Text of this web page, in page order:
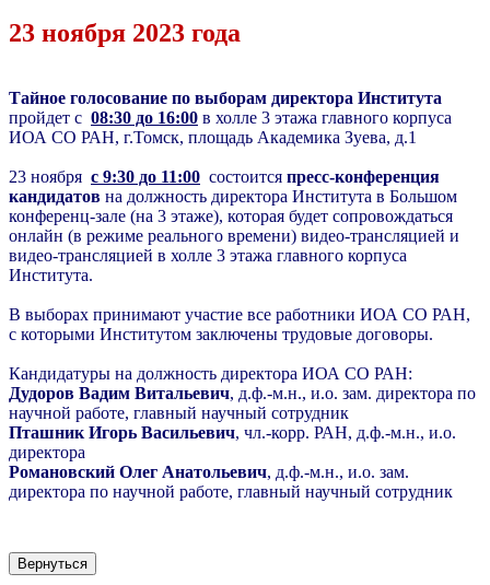
23 ноября 2023 года
Тайное голосование по выборам директора Института
пройдет с 08:30 до 16:00 в холле 3 этажа главного корпуса
ИОА СО РАН, г.Томск, площадь Академика Зуева, д.1
23 ноября с 9:30 до 11:00 состоится пресс-конференция
кандидатов на должность директора Института в Большом
конференц-зале (на 3 этаже), которая будет сопровождаться
онлайн (в режиме реального времени) видео-трансляцией и
видео-трансляцией в холле 3 этажа главного корпуса
Института.
В выборах принимают участие все работники ИОА СО РАН,
с которыми Институтом заключены трудовые договоры.
Кандидатуры на должность директора ИОА СО РАН:
Дудоров Вадим Витальевич, д.ф.-м.н., и.о. зам. директора по
научной работе, главный научный сотрудник
Пташник Игорь Васильевич, чл.-корр. РАН, д.ф.-м.н., и.о.
директора
Романовский Олег Анатольевич, д.ф.-м.н., и.о. зам.
директора по научной работе, главный научный сотрудник
Вернуться